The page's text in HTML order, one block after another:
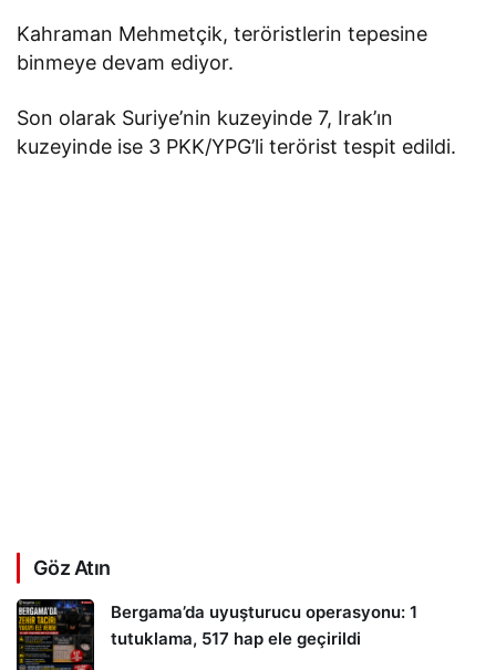
Kahraman Mehmetçik, teröristlerin tepesine
binmeye devam ediyor.
Son olarak Suriye’nin kuzeyinde 7, Irak’ın
kuzeyinde ise 3 PKK/YPG’li terörist tespit edildi.
Göz Atın
Bergama’da uyuşturucu operasyonu: 1
tutuklama, 517 hap ele geçirildi